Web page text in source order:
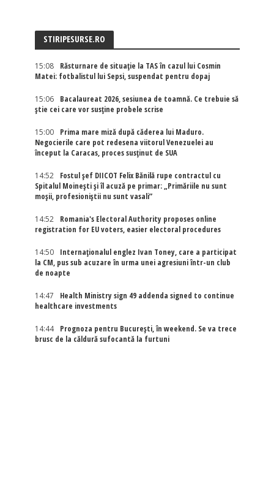
STIRIPESURSE.RO
15:08
Răsturnare de situație la TAS în cazul lui Cosmin
Matei: fotbalistul lui Sepsi, suspendat pentru dopaj
15:06
Bacalaureat 2026, sesiunea de toamnă. Ce trebuie să
știe cei care vor susține probele scrise
15:00
Prima mare miză după căderea lui Maduro.
Negocierile care pot redesena viitorul Venezuelei au
început la Caracas, proces susținut de SUA
14:52
Fostul șef DIICOT Felix Bănilă rupe contractul cu
Spitalul Moinești și îl acuză pe primar: „Primăriile nu sunt
moșii, profesioniștii nu sunt vasali”
14:52
Romania's Electoral Authority proposes online
registration for EU voters, easier electoral procedures
14:50
Internaţionalul englez Ivan Toney, care a participat
la CM, pus sub acuzare în urma unei agresiuni într-un club
de noapte
14:47
Health Ministry sign 49 addenda signed to continue
healthcare investments
14:44
Prognoza pentru București, în weekend. Se va trece
brusc de la căldură sufocantă la furtuni